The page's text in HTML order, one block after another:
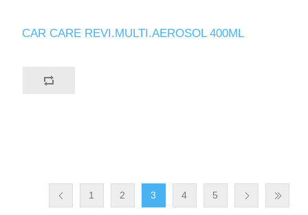
CAR CARE REVI.MULTI.AEROSOL 400ML
1 2 3 4 5